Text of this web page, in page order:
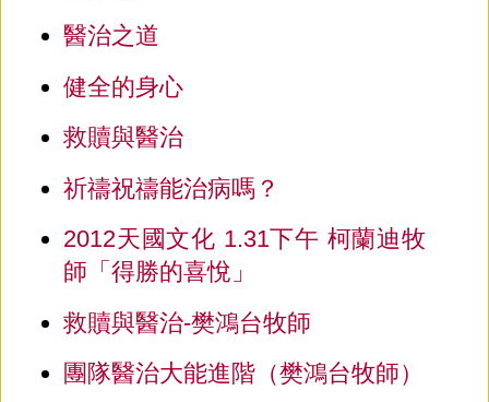
醫治之道
健全的身心
救贖與醫治
祈禱祝禱能治病嗎？
2012天國文化 1.31下午 柯蘭迪牧
師「得勝的喜悅」
救贖與醫治-樊鴻台牧師
團隊醫治大能進階（樊鴻台牧師）